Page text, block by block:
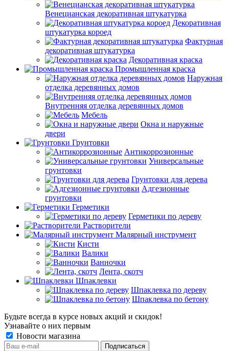
Венецианская декоративная штукатурка
Декоративная
штукатурка короед
Фактурная
декоративная штукатурка
Декоративная краска
Промышленная краска
Наружная
отделка деревянных домов
Внутренняя отделка деревянных домов
Мебель
Окна и наружные
двери
Грунтовки
Антикоррозионные
Универсальные
грунтовки
Грунтовки для дерева
Адгезионные
грунтовки
Герметики
Герметики по дереву
Растворители
Малярный инструмент
Кисти
Валики
Ванночки
Лента, скотч
Шпаклевки
Шпаклевка по дереву
Шпаклевка по бетону
Будьте всегда в курсе новых акций и скидок!
Узнавайте о них первым
Новости магазина